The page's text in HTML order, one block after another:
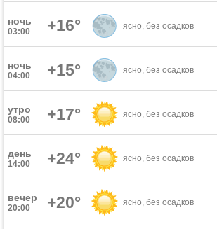
ночь
03:00 +16° ясно, без осадков
ночь
04:00 +15° ясно, без осадков
утро
08:00 +17° ясно, без осадков
день
14:00 +24° ясно, без осадков
вечер
20:00 +20° ясно, без осадков